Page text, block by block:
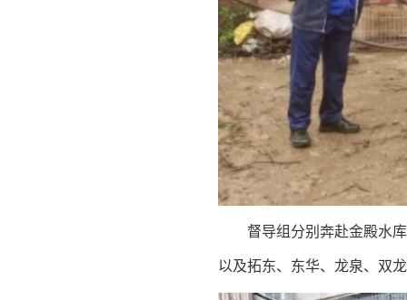
督导组分别奔赴金殿水
以及拓东、东华、龙泉、双